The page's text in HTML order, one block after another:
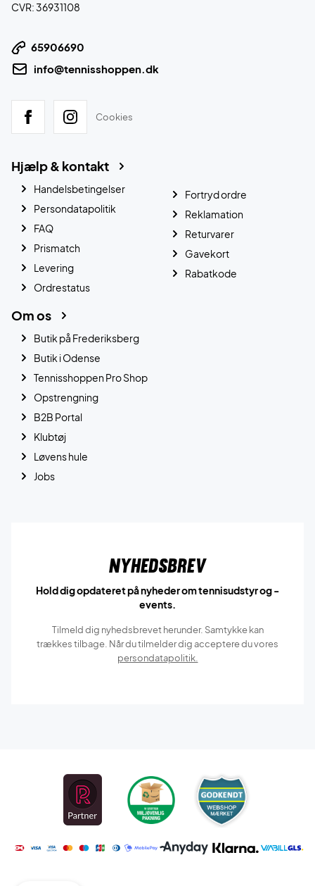
CVR: 36931108
65906690
info@tennisshoppen.dk
Cookies
Hjælp & kontakt
Handelsbetingelser
Persondatapolitik
FAQ
Prismatch
Levering
Ordrestatus
Fortryd ordre
Reklamation
Returvarer
Gavekort
Rabatkode
Om os
Butik på Frederiksberg
Butik i Odense
Tennisshoppen Pro Shop
Opstrengning
B2B Portal
Klubtøj
Løvens hule
Jobs
Nyhedsbrev
Hold dig opdateret på nyheder om tennisudstyr og -
events.
Tilmeld dig nyhedsbrevet herunder. Samtykke kan
trækkes tilbage. Når du tilmelder dig acceptere du vores
persondatapolitik.